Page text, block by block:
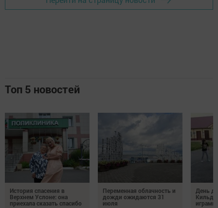
Топ 5 новостей
История спасения в
Верхнем Услоне: она
приехала сказать спасибо
Переменная облачность и
дожди ожидаются 31
июля
День
играми